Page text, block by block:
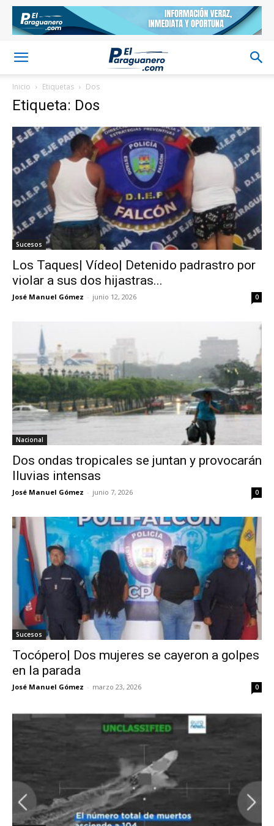
Inicio Etiquetas Dos
Etiqueta: Dos
Sucesos
Los Taques| Vídeo| Detenido padrastro por
violar a sus dos hijastras...
José Manuel Gómez - junio 12, 2026 0
Nacional
Dos ondas tropicales se juntan y provocarán
lluvias intensas
José Manuel Gómez - junio 7, 2026 0
Sucesos
Tocópero| Dos mujeres se cayeron a golpes
en la parada
José Manuel Gómez - marzo 23, 2026 0